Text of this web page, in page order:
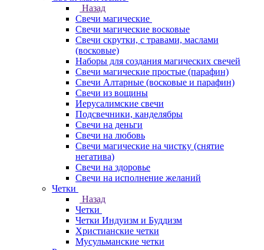
Назад
Свечи магические
Свечи магические восковые
Свечи скрутки, с травами, маслами
(восковые)
Наборы для создания магических свечей
Свечи магические простые (парафин)
Свечи Алтарные (восковые и парафин)
Свечи из вощины
Иерусалимские свечи
Подсвечники, канделябры
Свечи на деньги
Свечи на любовь
Свечи магические на чистку (снятие
негатива)
Свечи на здоровье
Свечи на исполнение желаний
Четки
Назад
Четки
Четки Индуизм и Буддизм
Христианские четки
Мусульманские четки